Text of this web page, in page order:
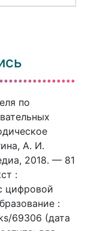
по
А. И.
2018. — 81
:
цифровой
:
69306 (дата